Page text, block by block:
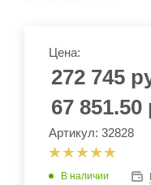
Цена:
272 745
67 851.50
Артикул: 32828
В наличии